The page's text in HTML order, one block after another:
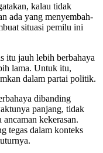
kalau tidak
ada yang menyembah-
situasi pemilu ini
itu jauh lebih berbahaya
lama. Untuk itu,
dalam partai politik.
dibanding
panjang, tidak
ancaman kekerasan.
tegas dalam konteks